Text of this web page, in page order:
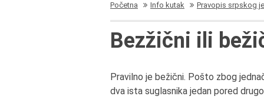
Početna Info kutak Pravopis srpskog
Bezžični ili
Pravilno je bežični. Pošto zbog
dva ista suglasnika jedan pored